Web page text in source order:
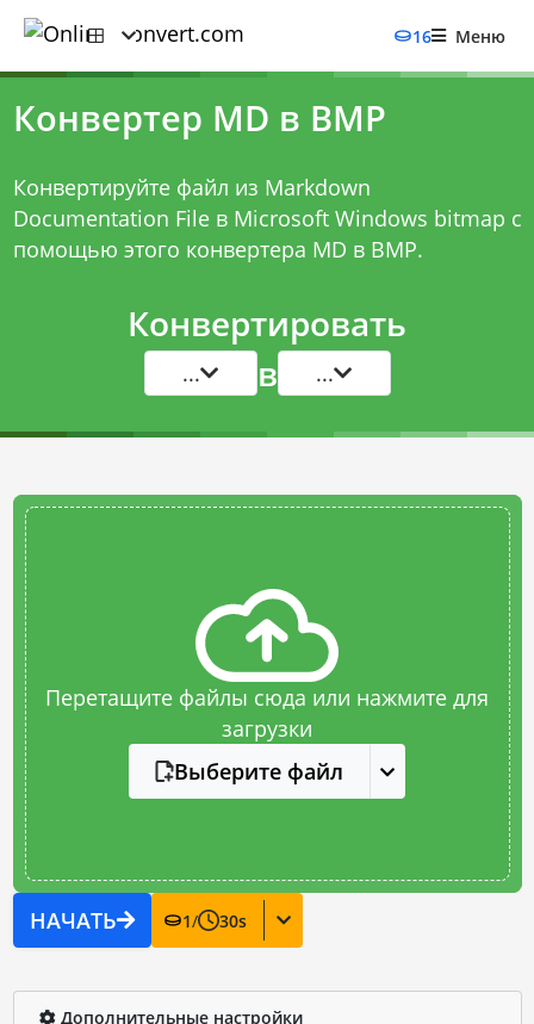
16 Меню
Конвертер MD в BMP
Конвертируйте файл из Markdown
Documentation File в Microsoft Windows bitmap с
помощью этого конвертера MD в BMP.
Конвертировать
... в ...
Перетащите файлы сюда или нажмите для
загрузки
Выберите файл
НАЧАТЬ 1/ 30s
Дополнительные настройки